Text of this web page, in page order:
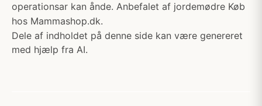
operationsar kan ånde. Anbefalet af jordemødre Køb
hos Mammashop.dk.
Dele af indholdet på denne side kan være genereret
med hjælp fra AI.